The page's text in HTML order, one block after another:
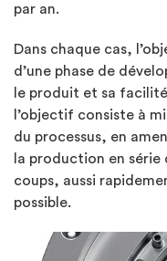
par an.
Dans chaque cas,
d’une phase de
le produit et sa
l’objectif consiste à
du processus, en
la production en série
coups, aussi
possible.